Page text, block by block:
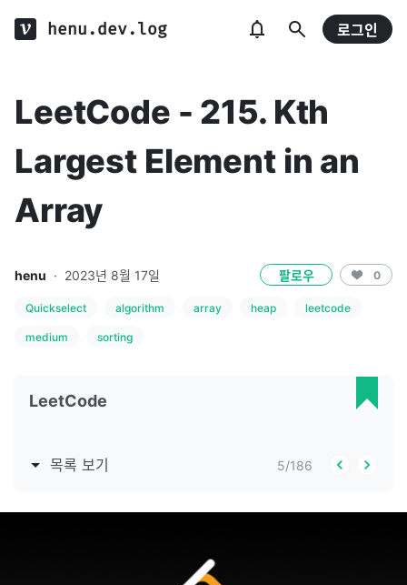
henu.dev.log 로그인
LeetCode - 215. Kth
Largest Element in an
Array
henu · 2023년 8월 17일 팔로우 0
Quickselect algorithm array heap leetcode
medium sorting
LeetCode
목록 보기 5/186